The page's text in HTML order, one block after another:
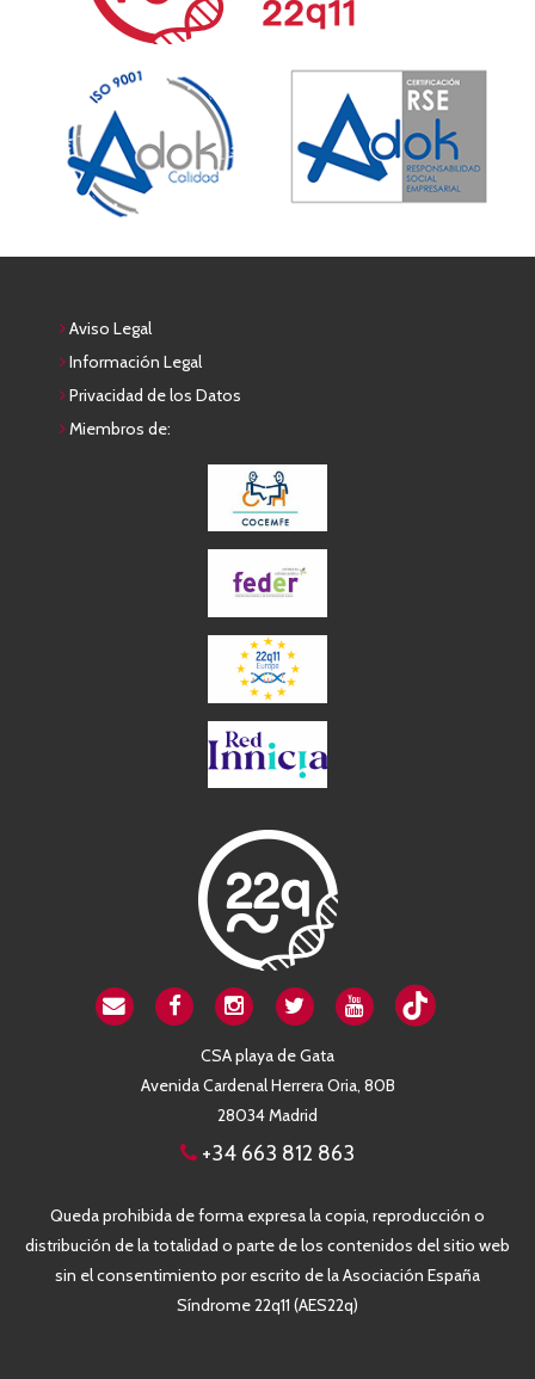
Aviso Legal
Información Legal
Privacidad de los Datos
Miembros de:
CSA playa de Gata
Avenida Cardenal Herrera Oria, 80B
28034 Madrid
+34 663 812 863
Queda prohibida de forma expresa la copia, reproducción o
distribución de la totalidad o parte de los contenidos del sitio web
sin el consentimiento por escrito de la Asociación España
Síndrome 22q11 (AES22q)